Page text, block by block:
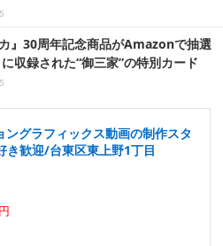
』30周年記念商品がAmazonで抽選
収録された“御三家”の特別カード
ングラフィックス動画の制作スタ
き歓迎/台東区東上野1丁目